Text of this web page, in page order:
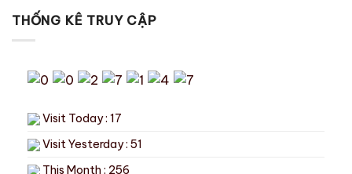
THỐNG KÊ TRUY CẬP
Visit Today : 17
Visit Yesterday : 51
This Month : 256